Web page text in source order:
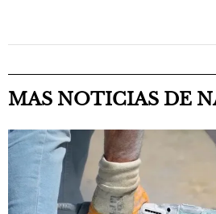
MAS NOTICIAS DE